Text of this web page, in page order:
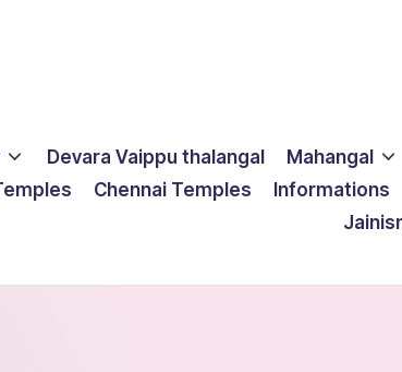
Devara Vaippu thalangal Mahangal
Chennai Temples Informations